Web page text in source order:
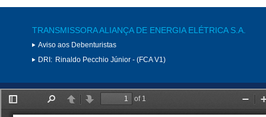
TRANSMISSORA ALIANÇA DE ENERGIA ELÉTRICA S.A.
Aviso aos Debenturistas
DRI: Rinaldo Pecchio Júnior - (FCA V1)